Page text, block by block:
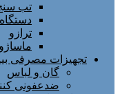
تب
ترازو
تجهیزات مصرفی
گان و لباس
ضدعفونی